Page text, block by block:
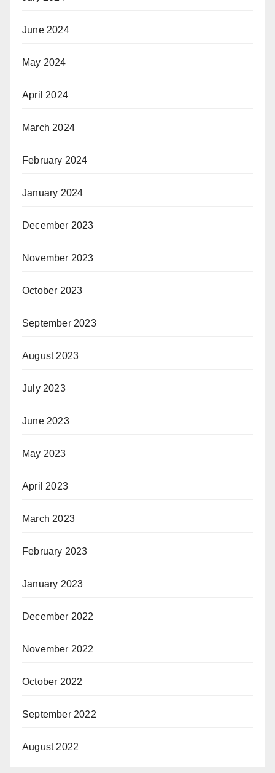
June 2024
May 2024
April 2024
March 2024
February 2024
January 2024
December 2023
November 2023
October 2023
September 2023
August 2023
July 2023
June 2023
May 2023
April 2023
March 2023
February 2023
January 2023
December 2022
November 2022
October 2022
September 2022
August 2022